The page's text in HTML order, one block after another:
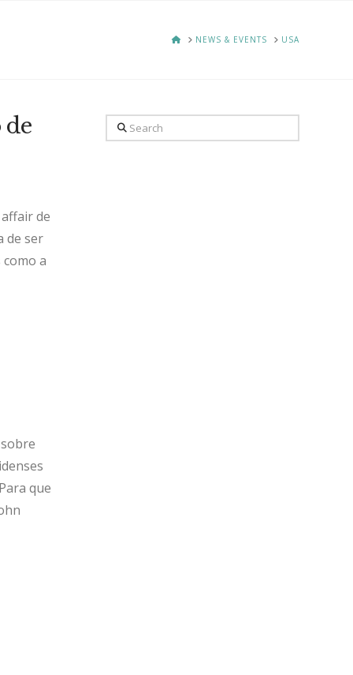
HOMENEWS & EVENTS USA
de
de
de ser
a
que
Search